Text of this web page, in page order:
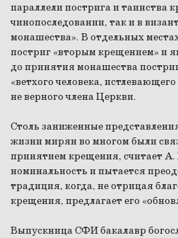
параллели пострига и таинства
чинопоследовании, так и в
монашества». В отдельных
постриг «вторым крещением» и
до принятия монашества
«ветхого человека,
не верного члена Церкви.
Столь заниженные
жизни мирян во многом были
принятием крещения, считает
номинальность и пытается
традиция, когда, не отрицая
крещения, предлагает его
Выпускница СФИ бакалавр